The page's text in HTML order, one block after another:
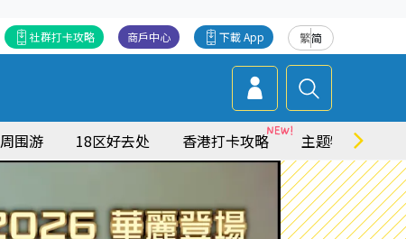
繁简
下載 App
商戶中心
社群打卡攻略
周围游 18区好去处 香港打卡攻略 主题特集